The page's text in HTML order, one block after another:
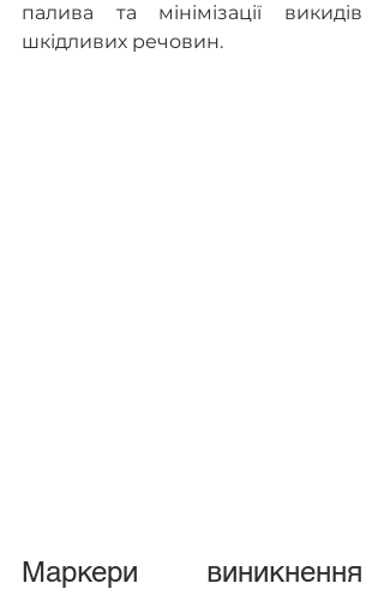
палива та мінімізації викидів
шкідливих речовин.
Маркери виникнення